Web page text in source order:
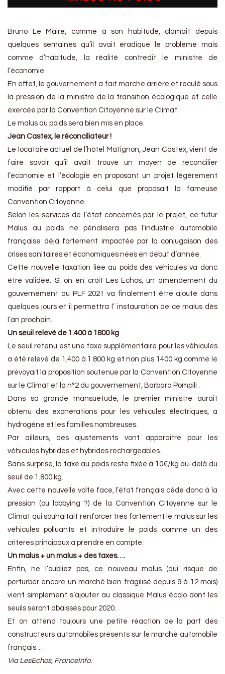
Bruno Le Maire, comme à son habitude, clamait depuis
quelques semaines qu’il avait éradiqué le problème mais
comme d’habitude, la réalité contredit le ministre de
l’économie.
En effet, le gouvernement a fait marche arrière et reculé sous
la pression de la ministre de la transition écologique et celle
exercée par la Convention Citoyenne sur le Climat.
Le malus au poids sera bien mis en place.
Jean Castex, le réconciliateur !
Le locataire actuel de l’hôtel Matignon, Jean Castex, vient de
faire savoir qu’il avait trouvé un moyen de réconcilier
l’économie et l’écologie en proposant un projet légèrement
modifié par rapport à celui que proposait la fameuse
Convention Citoyenne.
Selon les services de l’état concernés par le projet, ce futur
Malus au poids ne pénalisera pas l’industrie automobile
française déjà fortement impactée par la conjugaison des
crises sanitaires et économiques nées en début d’année.
Cette nouvelle taxation liée au poids des véhicules va donc
être validée. Si on en croit Les Echos, un amendement du
gouvernement au PLF 2021 va finalement être ajouté dans
quelques jours et il permettra l’ instauration de ce malus dès
l’an prochain.
Un seuil relevé de 1.400 à 1800 kg
Le seuil retenu est une taxe supplémentaire pour les véhicules
a été relevé de 1.400 à 1.800 kg et non plus 1400 kg comme le
prévoyait la proposition soutenue par la Convention Citoyenne
sur le Climat et la n°2 du gouvernement, Barbara Pompili .
Dans sa grande mansuétude, le premier ministre aurait
obtenu des exonérations pour les véhicules électriques, à
hydrogène et les familles nombreuses.
Par ailleurs, des ajustements vont apparaitre pour les
véhicules hybrides et hybrides rechargeables.
Sans surprise, la taxe au poids reste fixée à 10€/kg au-delà du
seuil de 1.800 kg.
Avec cette nouvelle volte face, l’état français cède donc à la
pression (ou lobbying ?) de la Convention Citoyenne sur le
Climat qui souhaitait renforcer très fortement le malus sur les
véhicules polluants et introduire le poids comme un des
critères principaux à prendre en compte.
Un malus + un malus + des taxes….
Enfin, ne l’oubliez pas, ce nouveau malus (qui risque de
perturber encore un marché bien fragilisé depuis 9 à 12 mois)
vient simplement s’ajouter au classique Malus écolo dont les
seuils seront abaissés pour 2020.
Et on attend toujours une petite réaction de la part des
constructeurs automobiles présents sur le marché automobile
français…
Via LesEchos, FranceInfo.